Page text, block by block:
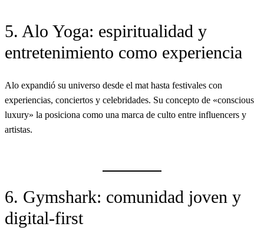
5. Alo Yoga: espiritualidad y
entretenimiento como experiencia
Alo expandió su universo desde el mat hasta festivales con
experiencias, conciertos y celebridades. Su concepto de «conscious
luxury» la posiciona como una marca de culto entre influencers y
artistas.
6. Gymshark: comunidad joven y
digital-first